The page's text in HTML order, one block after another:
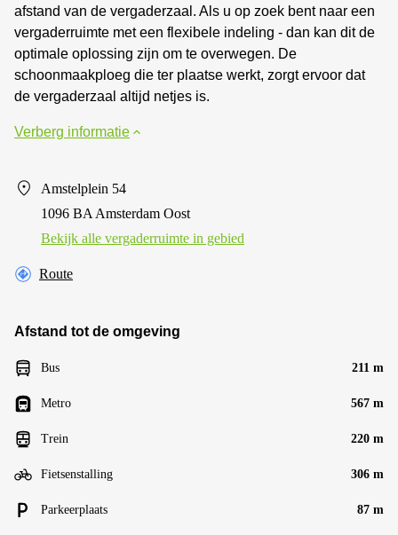
afstand van de vergaderzaal. Als u op zoek bent naar een
vergaderruimte met een flexibele indeling - dan kan dit de
optimale oplossing zijn om te overwegen. De
schoonmaakploeg die ter plaatse werkt, zorgt ervoor dat
de vergaderzaal altijd netjes is.
Verberg informatie
Amstelplein 54
1096 BA Amsterdam Oost
Bekijk alle vergaderruimte in gebied
Route
Afstand tot de omgeving
Bus 211 m
Metro 567 m
Trein 220 m
Fietsenstalling 306 m
Parkeerplaats 87 m